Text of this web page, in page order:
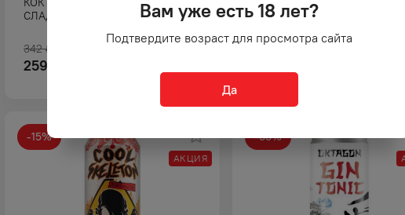
СЛАД 9% 1Л
342 ₽
259
АПЕРИТИНИ СПРИТЦ
222
-15%
АКЦИЯ
-33%
Вам уже есть 18 лет?
Подтвердите возраст для просмотра сайта
Да